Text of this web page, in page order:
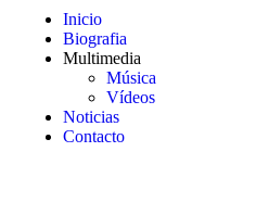
Inicio
Biografia
Multimedia
Música
Vídeos
Noticias
Contacto